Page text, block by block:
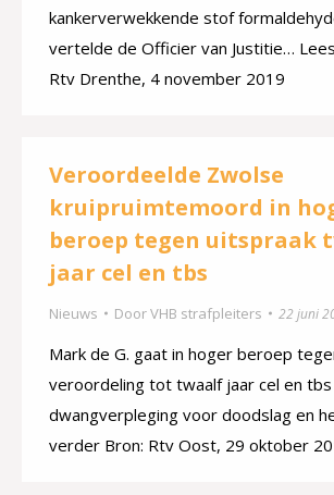
kankerverwekkende stof
vertelde de Officier van Justitie…
Rtv Drenthe, 4 november 2019
Veroordeelde Zwolse
kruipruimtemoord in
beroep tegen uitspraak
jaar cel en tbs
Nieuws DoorVHB strafpleiters 22 juni
Mark de G. gaat in hoger beroep
veroordeling tot twaalf jaar cel en
dwangverpleging voor doodslag en
verder Bron: Rtv Oost, 29 oktober